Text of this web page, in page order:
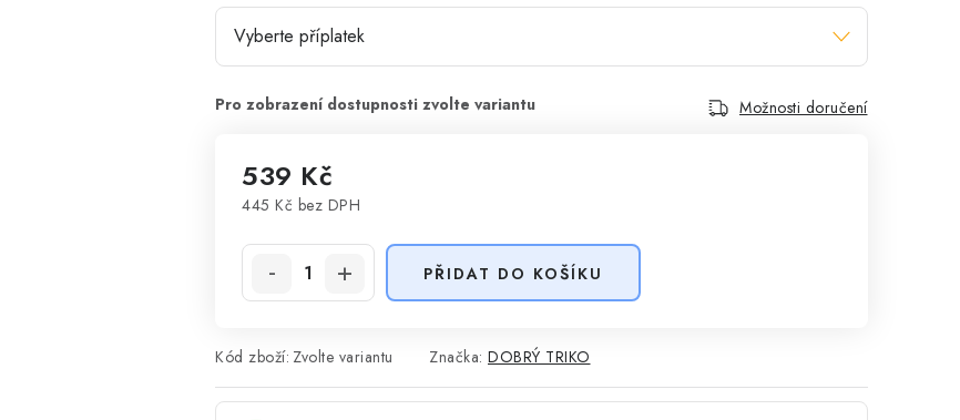
Možnosti doručení
539 Kč
445 Kč bez DPH
PŘIDAT DO KOŠÍKU
Kód zboží: Zvolte variantu Značka: DOBRÝ TRIKO